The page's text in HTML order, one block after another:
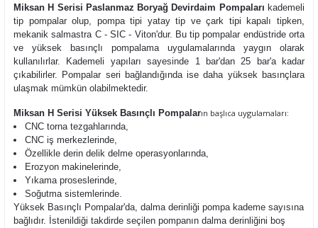
Miksan H Serisi Paslanmaz Boryağ Devirdaim Pompaları kademeli
tip pompalar olup, pompa tipi yatay tip ve çark tipi kapalı tipken,
mekanik salmastra C - SIC - Viton'dur. Bu tip pompalar endüstride orta
ve yüksek basınçlı pompalama uygulamalarında yaygın olarak
kullanılırlar. Kademeli yapıları sayesinde 1 bar'dan 25 bar'a kadar
çıkabilirler. Pompalar seri bağlandığında ise daha yüksek basınçlara
ulaşmak mümkün olabilmektedir.
Miksan H Serisi Yüksek Basınçlı Pompaların başlıca uygulamaları:
CNC torna tezgahlarında,
CNC iş merkezlerinde,
Özellikle derin delik delme operasyonlarında,
Erozyon makinelerinde,
Yıkama proseslerinde,
Soğutma sistemlerinde.
Yüksek Basınçlı Pompalar'da, dalma derinliği pompa kademe sayısına
bağlıdır. İstenildiği takdirde seçilen pompanın dalma derinliğini boş